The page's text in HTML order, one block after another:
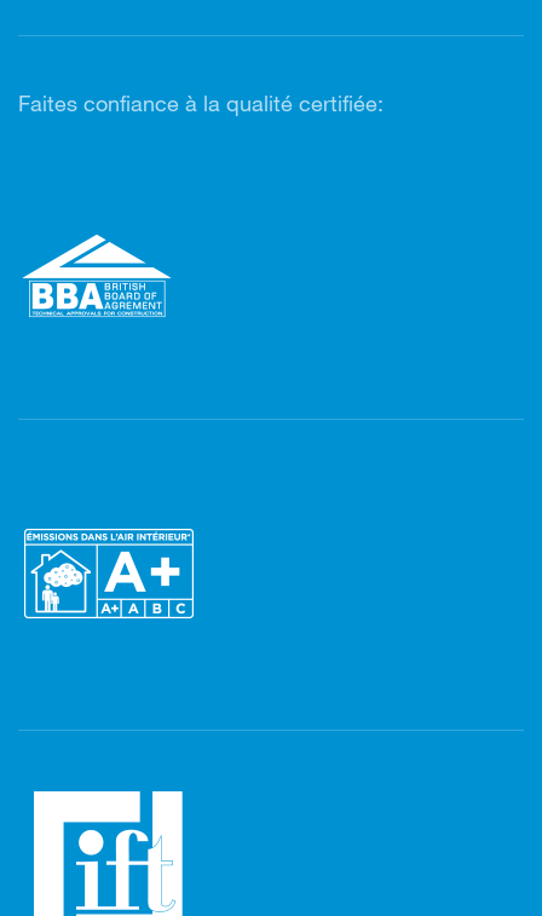
Faites confiance à la qualité certifiée: